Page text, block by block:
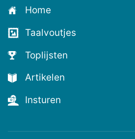
Home
Taalvoutjes
Toplijsten
Artikelen
Insturen